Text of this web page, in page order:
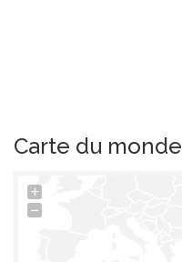
Carte du monde
+
−